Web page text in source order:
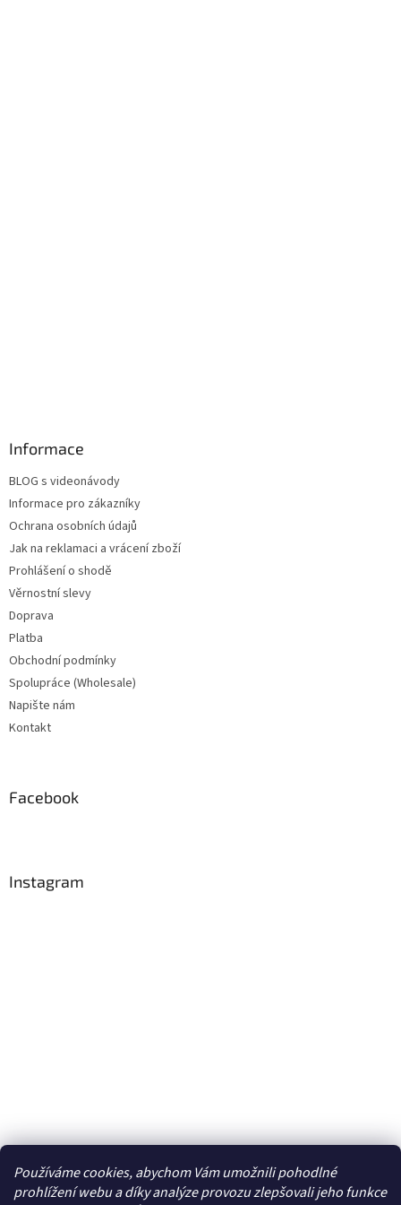
Používáme cookies, abychom Vám umožnili pohodlné
prohlížení webu a díky analýze provozu zlepšovali jeho funkce
Informace
BLOG s videonávody
Informace pro zákazníky
Ochrana osobních údajů
Jak na reklamaci a vrácení zboží
Prohlášení o shodě
Věrnostní slevy
Doprava
Platba
Obchodní podmínky
Spolupráce (Wholesale)
Napište nám
Kontakt
Facebook
Instagram
Sledovat na Instagramu